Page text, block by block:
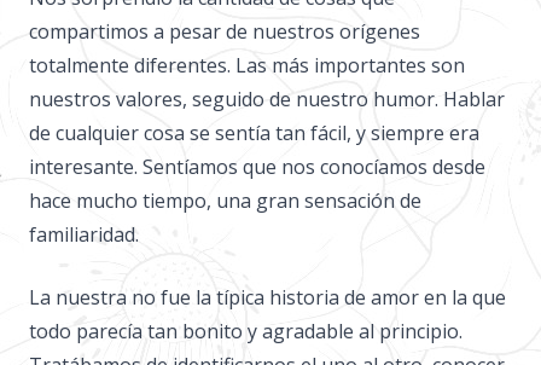
compartimos a pesar de nuestros orígenes
totalmente diferentes. Las más importantes son
nuestros valores, seguido de nuestro humor. Hablar
de cualquier cosa se sentía tan fácil, y siempre era
interesante. Sentíamos que nos conocíamos desde
hace mucho tiempo, una gran sensación de
familiaridad.
La nuestra no fue la típica historia de amor en la que
todo parecía tan bonito y agradable al principio.